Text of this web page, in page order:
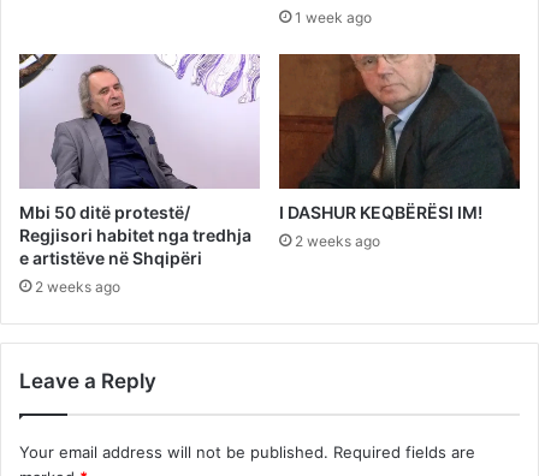
1 week ago
Mbi 50 ditë protestë/
Regjisori habitet nga tredhja
e artistëve në Shqipëri
2 weeks ago
I DASHUR KEQBËRËSI IM!
2 weeks ago
Leave a Reply
Your email address will not be published. Required fields are